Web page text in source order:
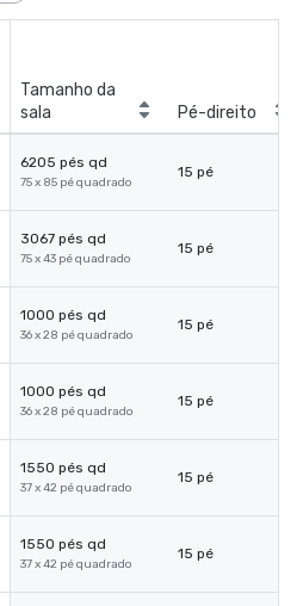
Tamanho da
sala
Pé-direito
6205 pés qd
75 x 85 pé quadrado
15 pé
3067 pés qd
75 x 43 pé quadrado
15 pé
1000 pés qd
36 x 28 pé quadrado
15 pé
1000 pés qd
36 x 28 pé quadrado
15 pé
1550 pés qd
37 x 42 pé quadrado
15 pé
1550 pés qd
37 x 42 pé quadrado
15 pé